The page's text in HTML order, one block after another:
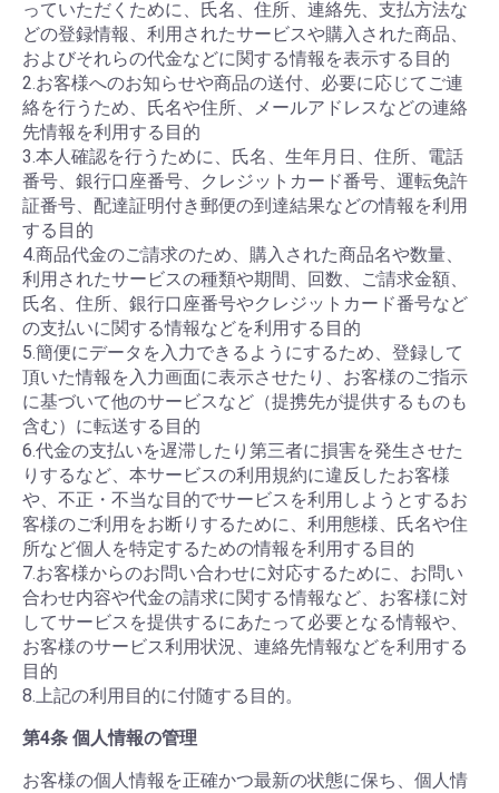
っていただくために、氏名、住所、連絡先、支払方法な
どの登録情報、利用されたサービスや購入された商品、
およびそれらの代金などに関する情報を表示する目的
2.お客様へのお知らせや商品の送付、必要に応じてご連
絡を行うため、氏名や住所、メールアドレスなどの連絡
先情報を利用する目的
3.本人確認を行うために、氏名、生年月日、住所、電話
番号、銀行口座番号、クレジットカード番号、運転免許
証番号、配達証明付き郵便の到達結果などの情報を利用
する目的
4.商品代金のご請求のため、購入された商品名や数量、
利用されたサービスの種類や期間、回数、ご請求金額、
氏名、住所、銀行口座番号やクレジットカード番号など
の支払いに関する情報などを利用する目的
5.簡便にデータを入力できるようにするため、登録して
頂いた情報を入力画面に表示させたり、お客様のご指示
に基づいて他のサービスなど（提携先が提供するものも
含む）に転送する目的
6.代金の支払いを遅滞したり第三者に損害を発生させた
りするなど、本サービスの利用規約に違反したお客様
や、不正・不当な目的でサービスを利用しようとするお
客様のご利用をお断りするために、利用態様、氏名や住
所など個人を特定するための情報を利用する目的
7.お客様からのお問い合わせに対応するために、お問い
合わせ内容や代金の請求に関する情報など、お客様に対
してサービスを提供するにあたって必要となる情報や、
お客様のサービス利用状況、連絡先情報などを利用する
目的
8.上記の利用目的に付随する目的。
第4条 個人情報の管理
お客様の個人情報を正確かつ最新の状態に保ち、個人情